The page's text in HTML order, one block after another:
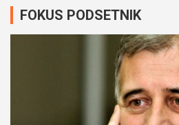
FOKUS PODSETNIK